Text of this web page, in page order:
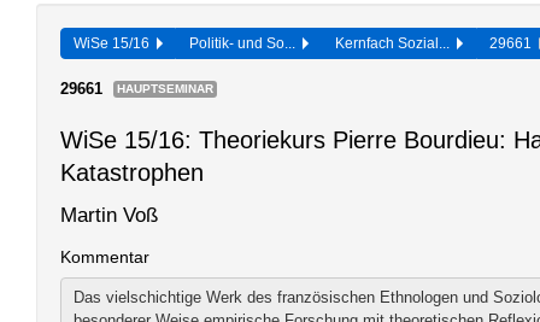
WiSe 15/16 Politik- und So... Kernfach Sozial... 29661
29661 HAUPTSEMINAR
WiSe 15/16: Theoriekurs Pierre Bourdieu:
Katastrophen
Martin Voß
Kommentar
Das vielschichtige Werk des französischen Ethnologen und